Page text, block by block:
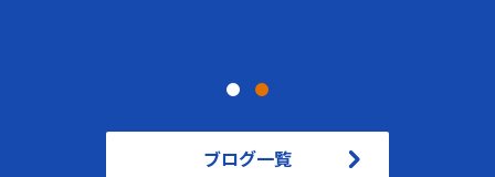
ブログ一覧